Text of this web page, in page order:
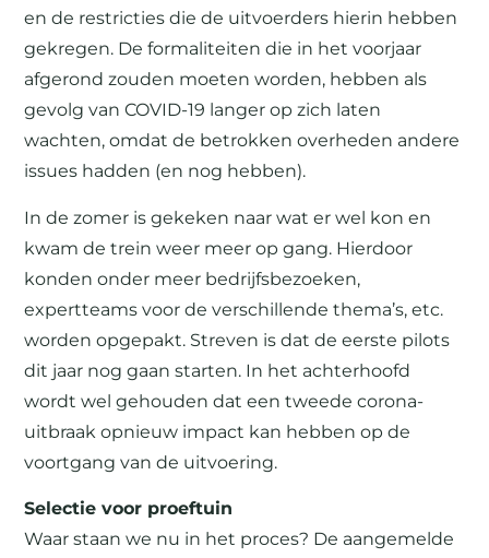
en de restricties die de uitvoerders hierin hebben
gekregen. De formaliteiten die in het voorjaar
afgerond zouden moeten worden, hebben als
gevolg van COVID-19 langer op zich laten
wachten, omdat de betrokken overheden andere
issues hadden (en nog hebben).
In de zomer is gekeken naar wat er wel kon en
kwam de trein weer meer op gang. Hierdoor
konden onder meer bedrijfsbezoeken,
expertteams voor de verschillende thema’s, etc.
worden opgepakt. Streven is dat de eerste pilots
dit jaar nog gaan starten. In het achterhoofd
wordt wel gehouden dat een tweede corona-
uitbraak opnieuw impact kan hebben op de
voortgang van de uitvoering.
Selectie voor proeftuin
Waar staan we nu in het proces? De aangemelde